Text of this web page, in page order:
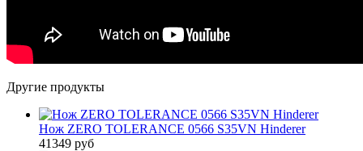
Другие продукты
Нож ZERO TOLERANCE 0566 S35VN Hinderer
41349 руб